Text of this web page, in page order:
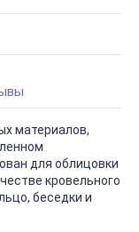
материалов,
для облицовки
кровельного
беседки и